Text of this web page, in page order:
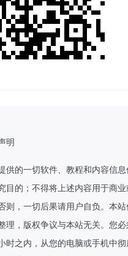
明
供的一切软件、教程和内容信息
目的；不得将上述内容用于商业
则，一切后果请用户自负。本
理，版权争议与本站无关。您
时之内，从您的电脑或手机中